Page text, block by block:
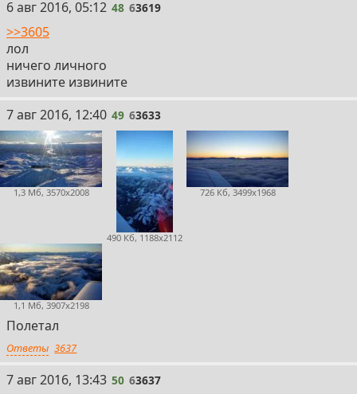
48
6 авг 2016, 05:12 48 63619
>>3605
лол
ничего личного
извините извините
49
7 авг 2016, 12:40 49 63633
1,3 Мб, 3570x2008
490 Кб, 1188x2112
726 Кб, 3499x1968
1,1 Мб, 3907x2198
Полетал
Ответы 3637
50
7 авг 2016, 13:43 50 63637